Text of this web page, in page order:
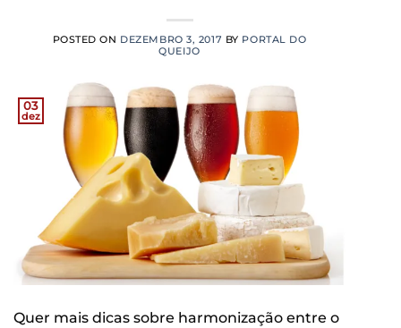
POSTED ON DEZEMBRO 3, 2017 BY PORTAL DO
QUEIJO
03
dez
Quer mais dicas sobre harmonização entre o